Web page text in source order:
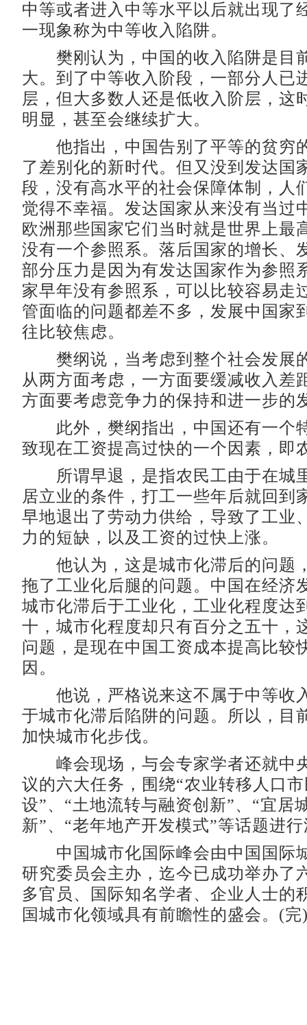
中等或者进入中等水平以后就出现了
一现象称为中等收入陷阱。
樊刚认为，中国的收入陷阱是目
大。到了中等收入阶段，一部分人已
层，但大多数人还是低收入阶层，这
明显，甚至会继续扩大。
他指出，中国告别了平等的贫穷
了差别化的新时代。但又没到发达国
段，没有高水平的社会保障体制，人
觉得不幸福。发达国家从来没有当过
欧洲那些国家它们当时就是世界上最
没有一个参照系。落后国家的增长、
部分压力是因为有发达国家作为参照
家早年没有参照系，可以比较容易走
管面临的问题都差不多，发展中国家
往比较焦虑。
樊纲说，当考虑到整个社会发展
从两方面考虑，一方面要缓减收入差
方面要考虑竞争力的保持和进一步的
此外，樊纲指出，中国还有一个
致现在工资提高过快的一个因素，即
所谓早退，是指农民工由于在城
居立业的条件，打工一些年后就回到
早地退出了劳动力供给，导致了工业
力的短缺，以及工资的过快上涨。
他认为，这是城市化滞后的问题
拖了工业化后腿的问题。中国在经济
城市化滞后于工业化，工业化程度达
十，城市化程度却只有百分之五十，
问题，是现在中国工资成本提高比较
因。
他说，严格说来这不属于中等收
于城市化滞后陷阱的问题。所以，目
加快城市化步伐。
峰会现场，与会专家学者还就中
议的六大任务，围绕“农业转移人口
设”、“土地流转与融资创新”、“宜居
新”、“老年地产开发模式”等话题进
中国城市化国际峰会由中国国际
研究委员会主办，迄今已成功举办了
多官员、国际知名学者、企业人士的
国城市化领域具有前瞻性的盛会。(完